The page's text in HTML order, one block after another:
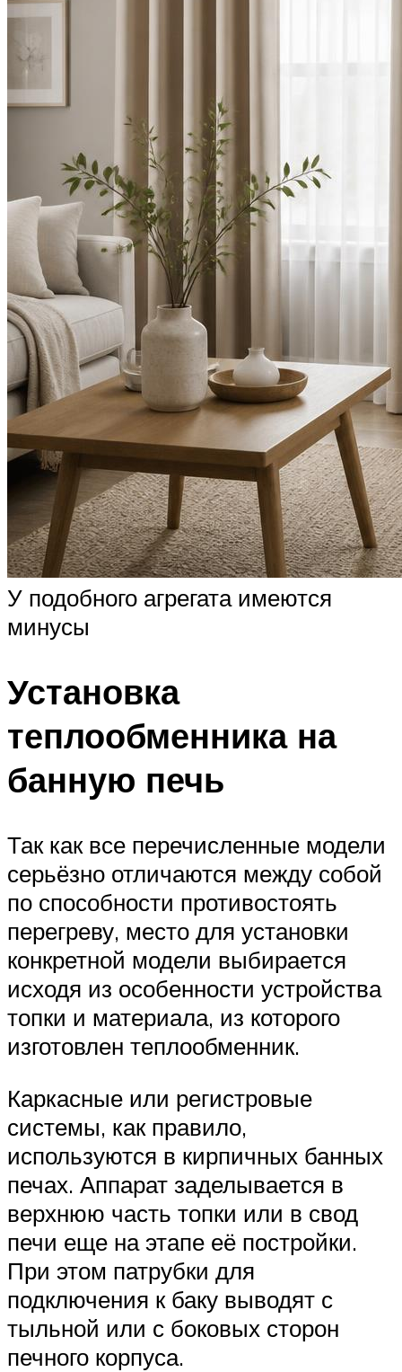
У подобного агрегата имеются
минусы
Установка
теплообменника на
банную печь
Так как все перечисленные модели
серьёзно отличаются между собой
по способности противостоять
перегреву, место для установки
конкретной модели выбирается
исходя из особенности устройства
топки и материала, из которого
изготовлен теплообменник.
Каркасные или регистровые
системы, как правило,
используются в кирпичных банных
печах. Аппарат заделывается в
верхнюю часть топки или в свод
печи еще на этапе её постройки.
При этом патрубки для
подключения к баку выводят с
тыльной или с боковых сторон
печного корпуса.